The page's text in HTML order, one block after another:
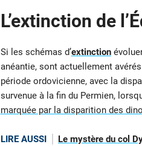
L’extinction de
Si les schémas d’extinction
anéantie, sont actuellement
période ordovicienne, avec la
survenue à la fin du Permien,
marquée par la disparition des
LIRE AUSSI Le mystère du col